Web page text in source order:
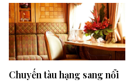
Chuyến tàu hạng sang nổi